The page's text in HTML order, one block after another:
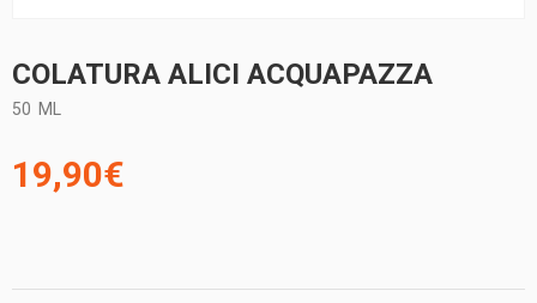
COLATURA ALICI ACQUAPAZZA
50 ML
19,90€